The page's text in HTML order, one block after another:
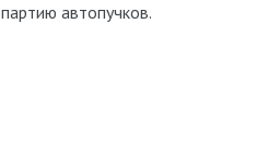
автопучков.